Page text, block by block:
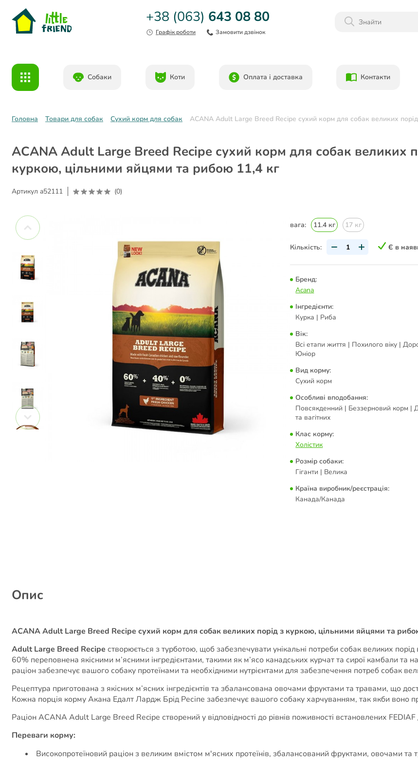
Даруємо 1000гр на бонусний рахунок при реєстрації!)
+38 (063) 643 08 80
Графік роботи Замовити дзвінок
Собаки Коти Оплата і доставка Контакти
Головна Товари для собак Сухий корм для собак ACANA Adult Large Breed Recipe сухий корм для собак великих
ACANA Adult Large Breed Recipe сухий корм для собак великих
куркою, цільними яйцями та рибою 11,4 кг
Артикул a52111 (0)
вага: 11.4 кг 17 кг
Кількість: Є в
Бренд:
Acana
Інгредієнти:
Курка | Риба
Вік:
Всі етапи життя | Похилого віку |
Юніор
Вид корму:
Сухий корм
Особливі вподобання:
Повсякденний | Беззерновий корм |
та вагітних
Клас корму:
Холістик
Розмір собаки:
Гіганти | Велика
Країна виробник/реєстрація:
Канада/Канада
Опис
ACANA Adult Large Breed Recipe сухий корм для собак великих порід з куркою, цільними яйцями та
Adult Large Breed Recipe створюється з турботою, щоб забезпечувати унікальні потреби собак великих
60% переповнена якісними м’ясними інгредієнтами, такими як м’ясо канадських курчат та сирої камбали
раціон забезпечує вашого собаку протеїнами та необхідними нутрієнтами для забезпечення потреб собак
Рецептура приготована з якісних м’ясних інгредієнтів та збалансована овочами фруктами та травами, що
Кожна порція корму Акана Едалт Лардж Брід Ресіпе забезпечує вашого собаку харчуванням, так якби воно
Раціон ACANA Adult Large Breed Recipe створений у відповідності до рівнів поживності встановлених
Переваги корму:
Високопротеїновий раціон з великим вмістом м'ясних протеїнів, збалансований фруктами, овочами та